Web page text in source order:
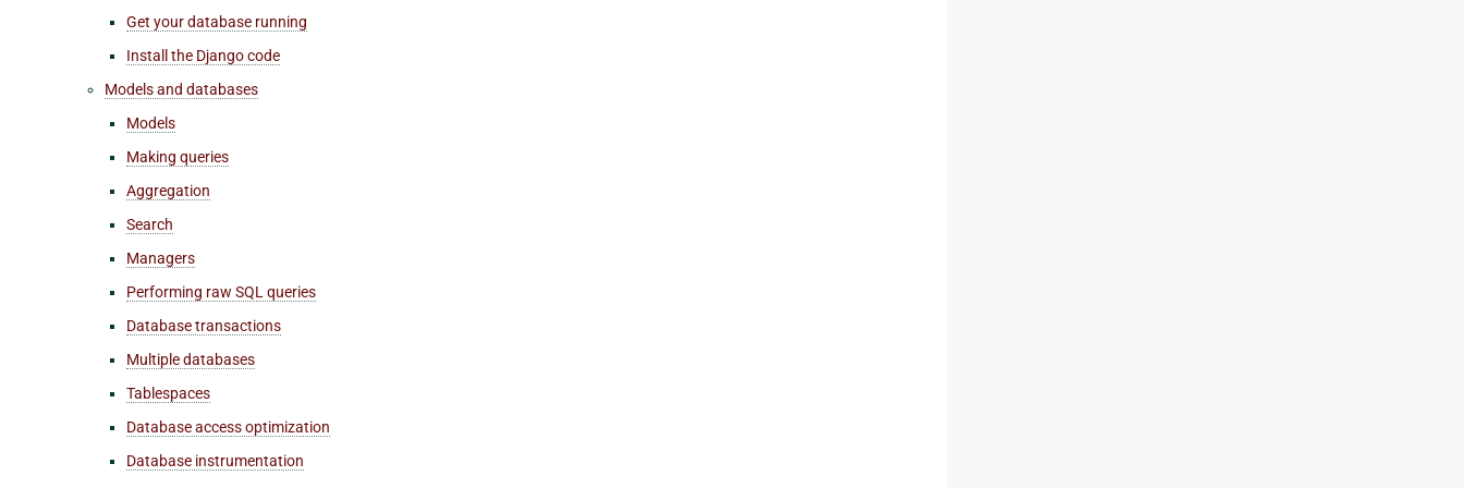
Get your database running
Install the Django code
Models and databases
Models
Making queries
Aggregation
Search
Managers
Performing raw SQL queries
Database transactions
Multiple databases
Tablespaces
Database access optimization
Database instrumentation